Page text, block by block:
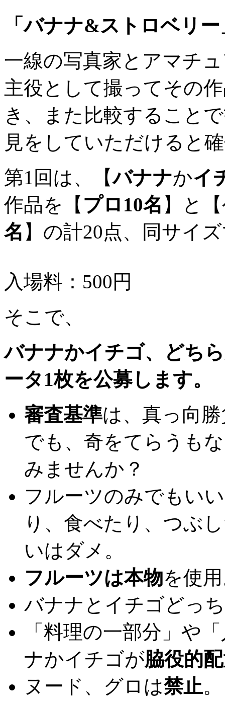
「バナナ&ストロベリー
一線の写真家とアマチ
主役として撮ってその
き、また比較すること
見をしていただけると
第1回は、【バナナかイ
作品を【 プロ10名 】と
名 】の計20点、同サイ
入場料：500円
そこで、
バナナかイチゴ、どち
ータ1枚を公募します。
審査基準は、真っ向
でも、奇をてらうも
みませんか？
フルーツのみでもい
り、食べたり、つぶ
いはダメ。
フルーツは本物を使
バナナとイチゴどっ
「料理の一部分」や
ナかイチゴが脇役的
ヌード、グロは禁止